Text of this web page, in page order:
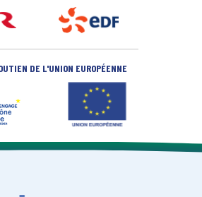
DE L'UNION EUROPÉENNE